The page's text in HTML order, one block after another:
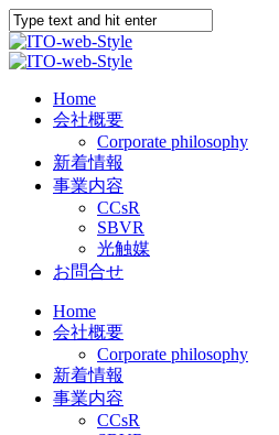
Home
会社概要
Corporate philosophy
新着情報
事業内容
CCsR
SBVR
光触媒
お問合せ
Home
会社概要
Corporate philosophy
新着情報
事業内容
CCsR